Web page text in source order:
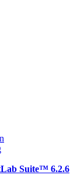
Suite™ 6.2.6